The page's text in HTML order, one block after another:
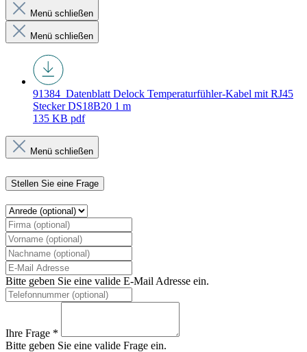
Menü schließen
Menü schließen
91384_Datenblatt Delock Temperaturfühler-Kabel mit RJ45
Stecker DS18B20 1 m
135 KB pdf
Menü schließen
Stellen Sie eine Frage
Bitte geben Sie eine valide E-Mail Adresse ein.
Ihre Frage *
Bitte geben Sie eine valide Frage ein.